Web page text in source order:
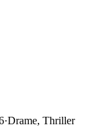
·Drame, Thriller